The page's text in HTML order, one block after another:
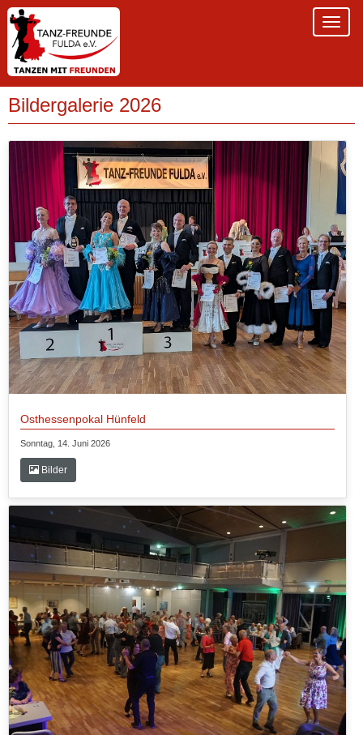
Bildergalerie 2026
Osthessenpokal Hünfeld
Sonntag, 14. Juni 2026
Bilder